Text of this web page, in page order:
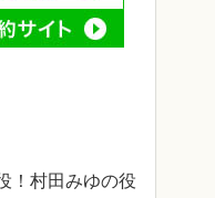
！村田みゆの役